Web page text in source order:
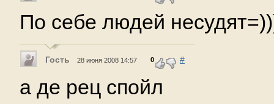
По себе людей
Гость 28 июня 2008 14:57 0 #
а де рец спойл